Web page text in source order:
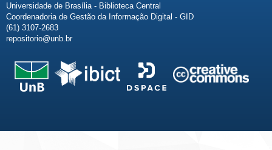
Universidade de Brasília - Biblioteca Central
Coordenadoria de Gestão da Informação Digital - GID
(61) 3107-2683
repositorio@unb.br